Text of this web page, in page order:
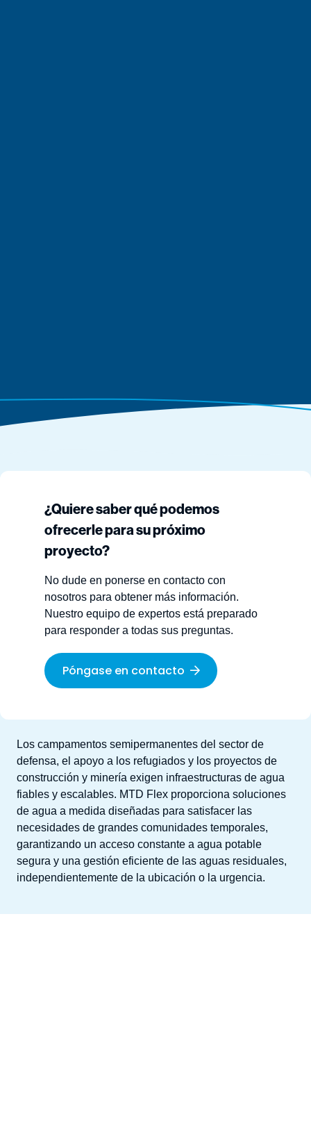
Los campamentos semipermanentes del sector de
defensa, el apoyo a los refugiados y los proyectos de
construcción y minería exigen infraestructuras de agua
fiables y escalables. MTD Flex proporciona soluciones
de agua a medida diseñadas para satisfacer las
necesidades de grandes comunidades temporales,
garantizando un acceso constante a agua potable
segura y una gestión eficiente de las aguas residuales,
independientemente de la ubicación o la urgencia.
¿Quiere saber qué podemos
ofrecerle para su próximo
proyecto?
No dude en ponerse en contacto con
nosotros para obtener más información.
Nuestro equipo de expertos está preparado
para responder a todas sus preguntas.
Póngase en contacto